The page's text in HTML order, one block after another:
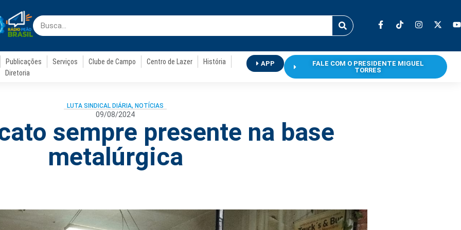
Publicações Serviços Clube de Campo Centro de Lazer
História
Diretoria
APP
FALE COM O PRESIDENTE MIGUEL
TORRES
LUTA SINDICAL DIÁRIA, NOTÍCIAS
09/08/2024
sempre presente na base
metalúrgica